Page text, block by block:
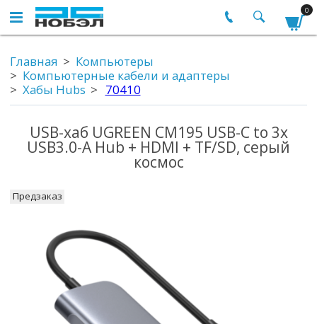
0
Главная
Компьютеры
Компьютерные кабели и адаптеры
Хабы Hubs
70410
USB-хаб UGREEN CM195 USB-C to 3x
USB3.0-A Hub + HDMI + TF/SD, серый
космос
Предзаказ